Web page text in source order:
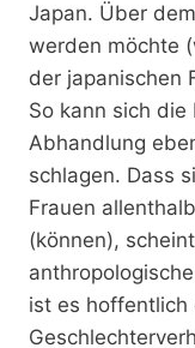
Japan. Über
werden möchte
der japanischen
So kann sich
Abhandlung
schlagen. Dass
Frauen
(können),
ist es hoffentlich